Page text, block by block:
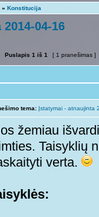
» Konstitucija
04-16
Puslapis 1 iš 1 [ 1 pranešimas ]
tema: Įstatymai - atnaujinta
žemiau
Taisyklių
verta.